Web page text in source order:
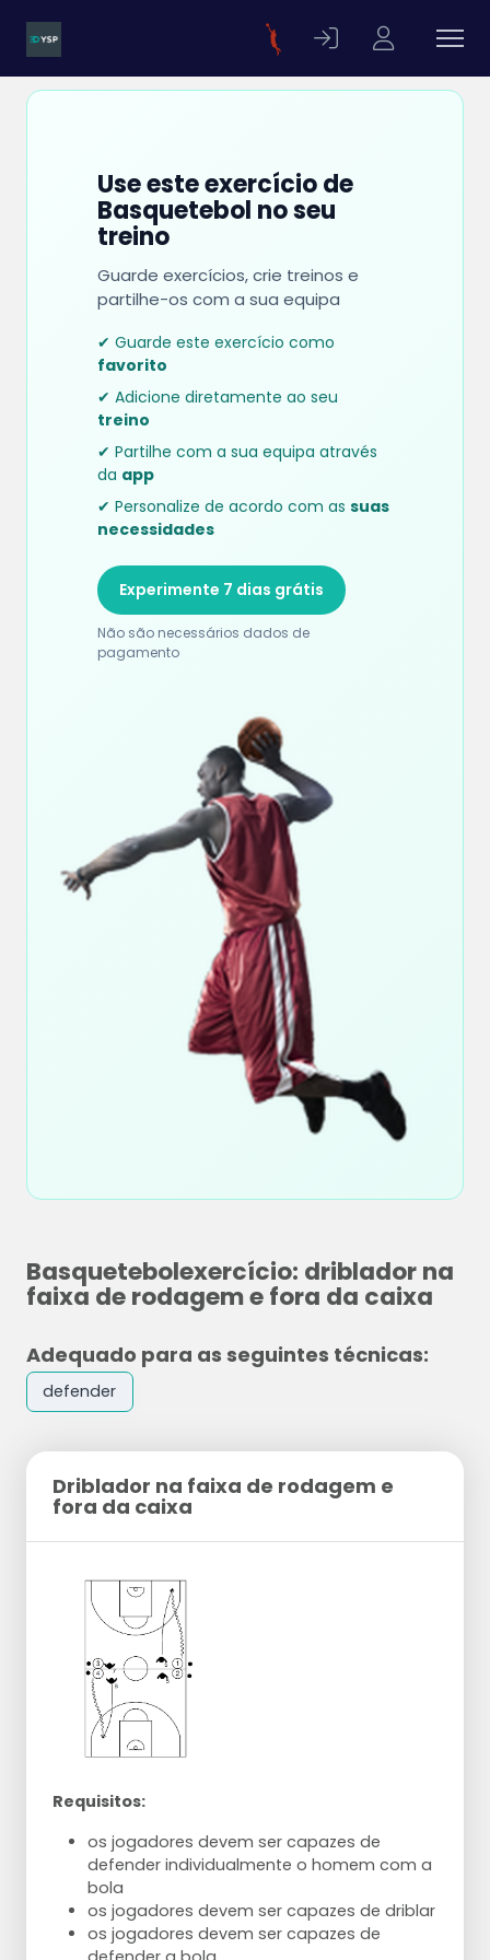
Use este exercício de
Basquetebol no seu
treino
Guarde exercícios, crie treinos e
partilhe-os com a sua equipa
✔ Guarde este exercício como
favorito
✔ Adicione diretamente ao seu
treino
✔ Partilhe com a sua equipa através
da app
✔ Personalize de acordo com as suas
necessidades
Experimente 7 dias grátis
Não são necessários dados de
pagamento
Basquetebolexercício: driblador na
faixa de rodagem e fora da caixa
Adequado para as seguintes técnicas:
defender
Driblador na faixa de rodagem e
fora da caixa
Requisitos:
os jogadores devem ser capazes de
defender individualmente o homem com a
bola
os jogadores devem ser capazes de driblar
os jogadores devem ser capazes de